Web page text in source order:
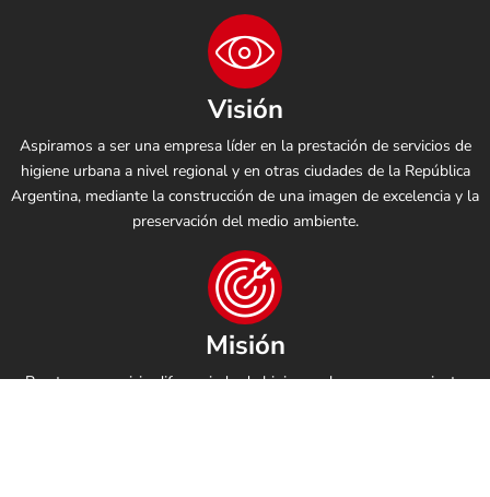
Visión
Aspiramos a ser una empresa líder en la prestación de servicios de
higiene urbana a nivel regional y en otras ciudades de la República
Argentina, mediante la construcción de una imagen de excelencia y la
preservación del medio ambiente.
Misión
Prestar un servicio diferenciado de higiene urbana y saneamiento